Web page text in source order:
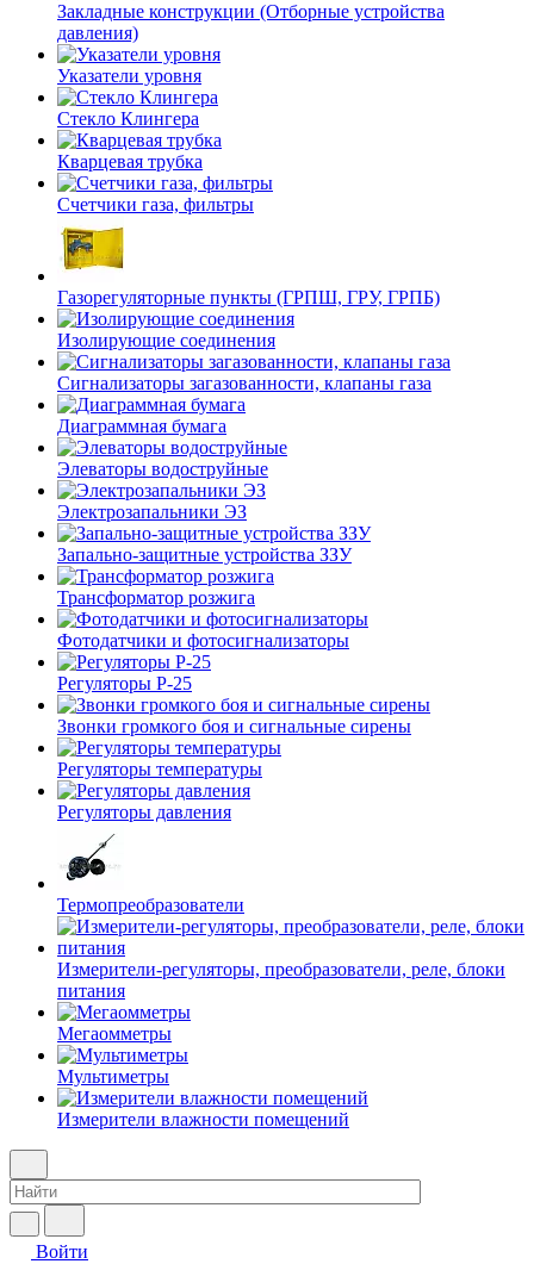
Закладные конструкции (Отборные устройства
давления)
Указатели уровня
Стекло Клингера
Кварцевая трубка
Счетчики газа, фильтры
Газорегуляторные пункты (ГРПШ, ГРУ, ГРПБ)
Изолирующие соединения
Сигнализаторы загазованности, клапаны газа
Диаграммная бумага
Элеваторы водоструйные
Электрозапальники ЭЗ
Запально-защитные устройства ЗЗУ
Трансформатор розжига
Фотодатчики и фотосигнализаторы
Регуляторы Р-25
Звонки громкого боя и сигнальные сирены
Регуляторы температуры
Регуляторы давления
Термопреобразователи
Измерители-регуляторы, преобразователи, реле, блоки
питания
Мегаомметры
Мультиметры
Измерители влажности помещений
Войти